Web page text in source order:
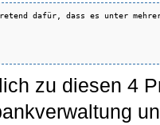
dafür, dass es unter
zu diesen 4